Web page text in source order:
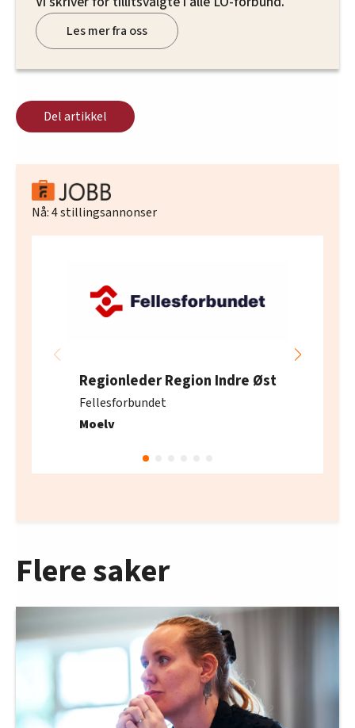
Les mer fra oss
Del artikkel
Nå:4stillingsannonser
Regionleder Region Indre Øst
Fellesforbundet
Moelv
Flere saker